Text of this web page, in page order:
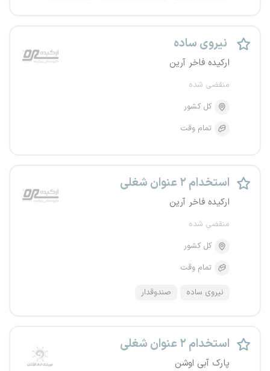
نیروی ساده
ارکیده فاخر آرین
منقضی شده
کل کشور
تمام وقت
استخدام ۲ عنوان شغلی
ارکیده فاخر آرین
منقضی شده
کل کشور
تمام وقت
نیروی ساده صندوقدار
استخدام ۲ عنوان شغلی
پارک آبی اوشن